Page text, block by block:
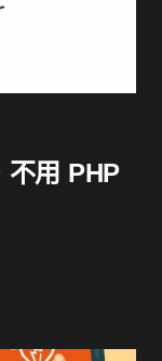
用 PHP